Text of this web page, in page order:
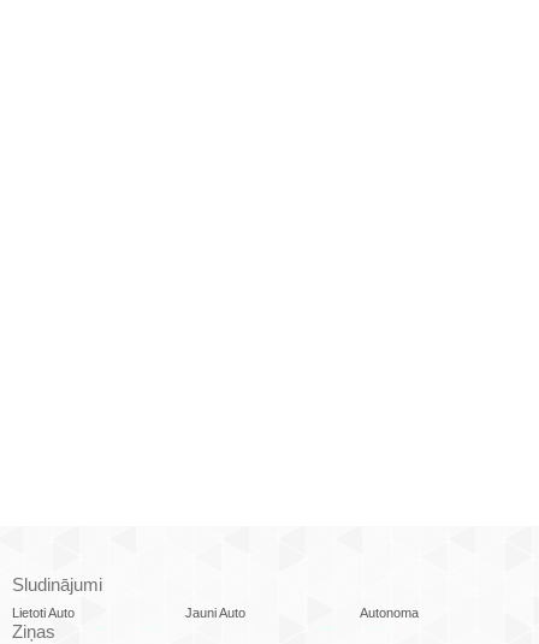
Sludinājumi
Lietoti Auto Jauni Auto Autonoma
Ziņas